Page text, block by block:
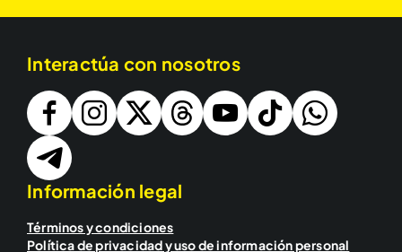
Interactúa con nosotros
Información legal
Términos y condiciones
Política de privacidad y uso de información personal